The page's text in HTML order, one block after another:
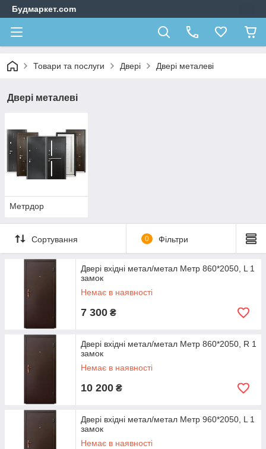
Будмаркет.com
Товари та послуги Двері Двері металеві
Двері металеві
Метрдор
Сортування 0 Фільтри
Двері вхідні метал/метал Метр 860*2050, L 1
замок
Немає в наявності
7 300 ₴
Двері вхідні метал/метал Метр 860*2050, R 1
замок
Немає в наявності
10 200 ₴
Двері вхідні метал/метал Метр 960*2050, L 1
замок
Немає в наявності